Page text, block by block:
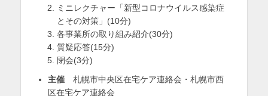
ミニレクチャー「新型コロナウイルス感染症
とその対策」(10分)
各事業所の取り組み紹介(30分)
質疑応答(15分)
閉会(3分)
主催 札幌市中央区在宅ケア連絡会・札幌市西
区在宅ケア連絡会